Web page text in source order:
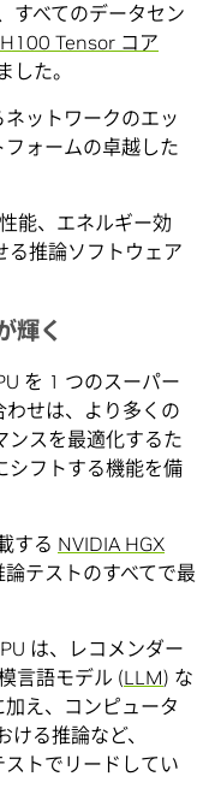
すべてのデータセン
Tensor コア
た。
ットワークのエッ
ォームの卓越した
能、エネルギー効
る推論ソフトウェア
輝く
を 1 つのスーパー
せは、より多くの
ンスを最適化するた
シフトする機能を備
する NVIDIA HGX
テストのすべてで最
は、レコメンダー
言語モデル (LLM) な
え、コンピュータ
る推論など、
トでリードしてい